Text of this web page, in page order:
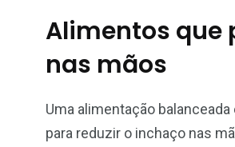
Alimentos que
nas mãos
Uma alimentação
para reduzir o inchaço nas